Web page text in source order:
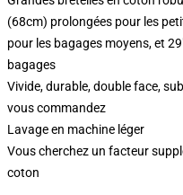
(68cm) prolongées pour les
pour les bagages moyens, et
bagages
Vivide, durable, double face,
vous commandez
Lavage en machine léger
Vous cherchez un facteur
coton